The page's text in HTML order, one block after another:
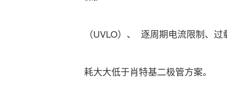
（UVLO）、 逐周期电流限制、
耗大大低于肖特基二极管方案。